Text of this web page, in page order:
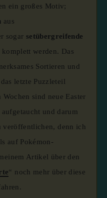
ein großes Motiv;
aus
sogar setübergreifende
werden. Das
Sortieren und
letzte Puzzleteil
sind neue Easter
und darum
veröffentlichen, denn ich
auf Pokémon-
Artikel über den
“ noch mehr über diese